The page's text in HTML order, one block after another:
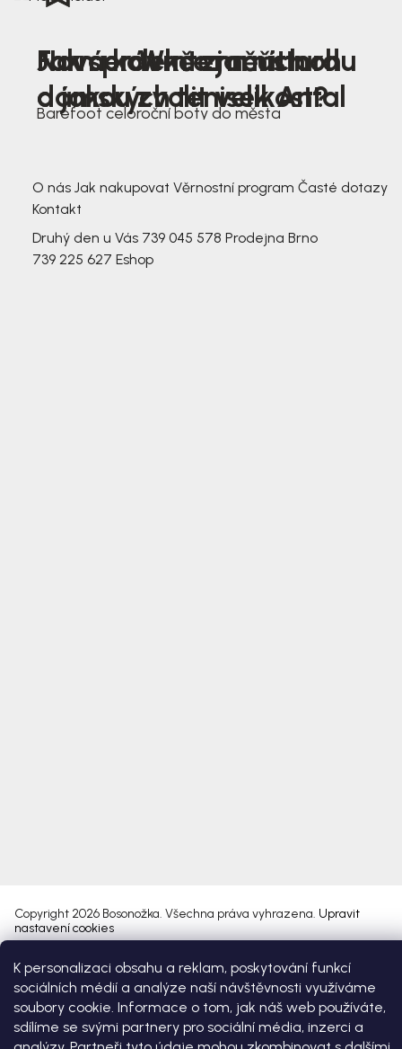
K personalizaci obsahu a reklam, poskytování funkcí
sociálních médií a analýze naší návštěvnosti využíváme
soubory cookie. Informace o tom, jak náš web používáte,
sdílíme se svými partnery pro sociální média, inzerci a
Nová kolekce jarních
dámských tenisek Antal
Jak správně změřit nohu
a jakou zvolit velikost?
Farmer Winter mustard
Barefoot celoroční boty do města
O nás Jak nakupovat Věrnostní program Časté dotazy
Kontakt
Druhý den u Vás 739 045 578 Prodejna Brno
739 225 627 Eshop
Vytvořil Shoptet Premium
Copyright 2026 Bosonožka. Všechna práva vyhrazena. Upravit
nastavení cookies